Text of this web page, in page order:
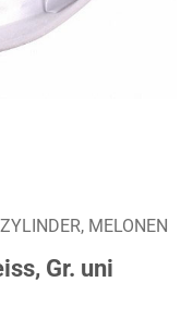
ZYLINDER, MELONEN
Gr. uni